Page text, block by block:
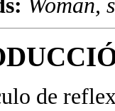
Woman,
de